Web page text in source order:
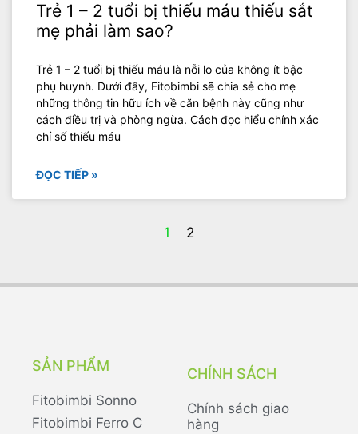
Trẻ 1 – 2 tuổi bị thiếu máu thiếu sắt
mẹ phải làm sao?
Trẻ 1 – 2 tuổi bị thiếu máu là nỗi lo của không ít bậc
phụ huynh. Dưới đây, Fitobimbi sẽ chia sẻ cho mẹ
những thông tin hữu ích về căn bệnh này cũng như
cách điều trị và phòng ngừa. Cách đọc hiểu chính xác
chỉ số thiếu máu
ĐỌC TIẾP »
1 2
SẢN PHẨM
Fitobimbi Sonno
Fitobimbi Ferro C
CHÍNH SÁCH
Chính sách giao
hàng